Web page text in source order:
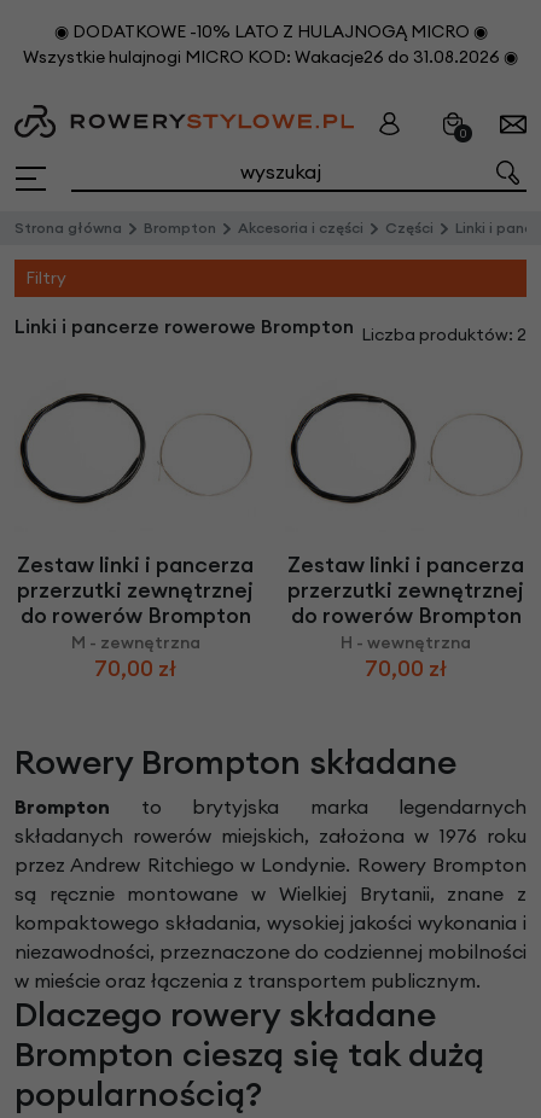
◉ DODATKOWE -10% LATO Z HULAJNOGĄ MICRO ◉
Wszystkie hulajnogi MICRO KOD: Wakacje26 do 31.08.2026 ◉
0
Strona główna Brompton Akcesoria i części Części Linki i
Filtry
Linki i pancerze rowerowe Brompton Liczba produktów: 2
Zestaw linki i pancerza
przerzutki zewnętrznej
do rowerów Brompton
M - zewnętrzna
70,00 zł
Zestaw linki i pancerza
przerzutki zewnętrznej
do rowerów Brompton
H - wewnętrzna
70,00 zł
Rowery Brompton składane
Brompton to brytyjska marka legendarnych
składanych rowerów miejskich, założona w 1976 roku
przez Andrew Ritchiego w Londynie. Rowery Brompton
są ręcznie montowane w Wielkiej Brytanii, znane z
kompaktowego składania, wysokiej jakości wykonania i
niezawodności, przeznaczone do codziennej mobilności
w mieście oraz łączenia z transportem publicznym.
Dlaczego rowery składane
Brompton cieszą się tak dużą
popularnością?